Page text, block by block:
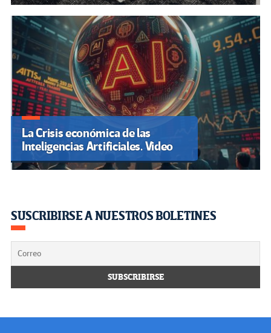
La Crisis económica de las
Inteligencias Artificiales. Video
SUSCRIBIRSE A NUESTROS BOLETINES